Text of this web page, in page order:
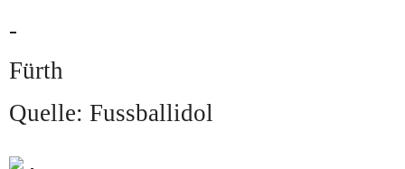
Quelle: Fussballidol